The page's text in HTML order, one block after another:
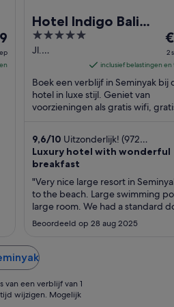
Hotel Indigo Bali
Seminyak Beach by
5
out
5
Jl.
No.10
Seminyak
Bali
De
is
€
3
2
inclusief belastingen en
Boek een verblijf in Seminyak bij
hotel in luxe stijl. Geniet van
voorzieningen als gratis wifi,
beoordelingen ...
9,6/10 Uitzonderlijk! (972
beoordelingen)
Luxury hotel with wonderful
breakfast
"Very nice large resort in
to the beach. Large swimming
large room. We had a standard
room and it was great, good
terraces, large shower. All great
with lots of varieties, local and
Their fresh fruits ..."
Beoordeeld op 28 aug 2025
van een verblijf van 1
wijzigen. Mogelijk